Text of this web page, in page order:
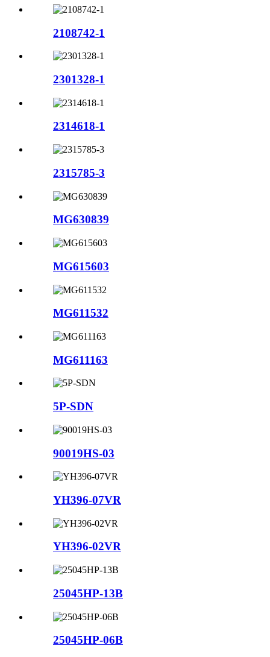
2108742-1
2301328-1
2314618-1
2315785-3
MG630839
MG615603
MG611532
MG611163
5P-SDN
90019HS-03
YH396-07VR
YH396-02VR
25045HP-13B
25045HP-06B